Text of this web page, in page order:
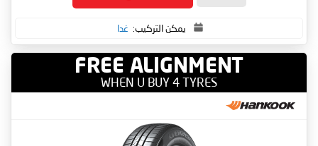
يمكن التركيب: غدا
FREE ALIGNMENT
WHEN U BUY 4 TYRES